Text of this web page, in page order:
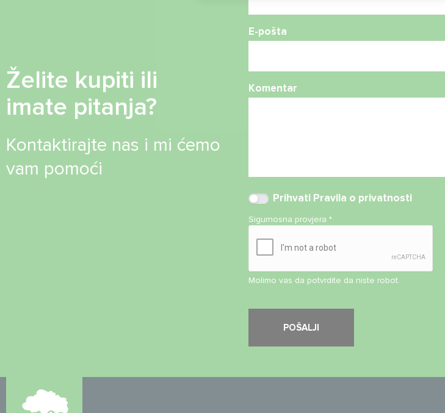
Želite kupiti ili
imate pitanja?
Kontaktirajte nas i mi ćemo
vam pomoći
E-pošta
Komentar
Prihvati Pravila o privatnosti
Sigurnosna provjera*
Molimo vas da potvrdite da niste robot.